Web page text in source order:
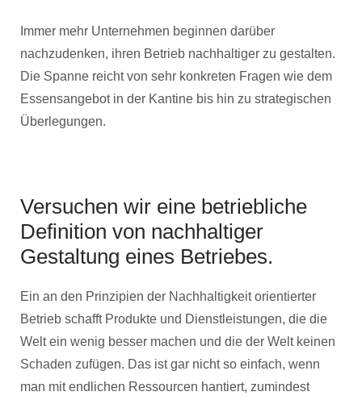
Immer mehr Unternehmen beginnen darüber
nachzudenken, ihren Betrieb nachhaltiger zu gestalten.
Die Spanne reicht von sehr konkreten Fragen wie dem
Essensangebot in der Kantine bis hin zu strategischen
Überlegungen.
Versuchen wir eine betriebliche
Definition von nachhaltiger
Gestaltung eines Betriebes.
Ein an den Prinzipien der Nachhaltigkeit orientierter
Betrieb schafft Produkte und Dienstleistungen, die die
Welt ein wenig besser machen und die der Welt keinen
Schaden zufügen. Das ist gar nicht so einfach, wenn
man mit endlichen Ressourcen hantiert, zumindest